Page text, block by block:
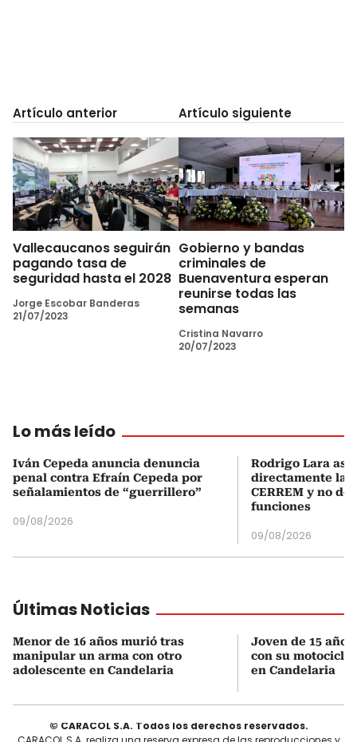
Artículo anterior
Vallecaucanos seguirán
pagando tasa de
seguridad hasta el 2028
Jorge Escobar Banderas
21/07/2023
Artículo siguiente
Gobierno y bandas
criminales de
Buenaventura esperan
reunirse todas las
semanas
Cristina Navarro
20/07/2023
Lo más leído
Iván Cepeda anuncia denuncia
penal contra Efraín Cepeda por
señalamientos de “guerrillero”
09/08/2026
Rodrigo Lara
directamente la
CERREM y no
funciones
09/08/2026
Últimas Noticias
Menor de 16 años murió tras
manipular un arma con otro
adolescente en Candelaria
Joven de 15
con su
en Candelaria
© CARACOL S.A. Todos los derechos reservados.